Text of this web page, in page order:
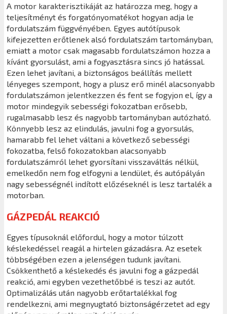
A motor karakterisztikáját az határozza meg, hogy a
teljesítményt és forgatónyomatékot hogyan adja le
fordulatszám függvényében. Egyes autótípusok
kifejezetten erőtlenek alsó fordulatszám tartományban,
emiatt a motor csak magasabb fordulatszámon hozza a
kívánt gyorsulást, ami a fogyasztásra sincs jó hatással.
Ezen lehet javítani, a biztonságos beállítás mellett
lényeges szempont, hogy a plusz erő minél alacsonyabb
fordulatszámon jelentkezzen és fent se fogyjon el, így a
motor mindegyik sebességi fokozatban erősebb,
rugalmasabb lesz és nagyobb tartományban autózható.
Könnyebb lesz az elindulás, javulni fog a gyorsulás,
hamarabb fel lehet váltani a következő sebességi
fokozatba, felső fokozatokban alacsonyabb
fordulatszámról lehet gyorsítani visszaváltás nélkül,
emelkedőn nem fog elfogyni a lendület, és autópályán
nagy sebességnél indított előzéseknél is lesz tartalék a
motorban.
GÁZPEDÁL REAKCIÓ
Egyes típusoknál előfordul, hogy a motor túlzott
késlekedéssel reagál a hirtelen gázadásra. Az esetek
többségében ezen a jelenségen tudunk javítani.
Csökkenthető a késlekedés és javulni fog a gázpedál
reakció, ami egyben vezethetőbbé is teszi az autót.
Optimalizálás után nagyobb erőtartalékkal fog
rendelkezni, ami megnyugtató biztonságérzetet ad egy